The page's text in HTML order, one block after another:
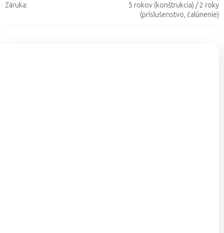
Záruka:
5 rokov (konštrukcia) / 2 roky
(príslušenstvo, čalúnenie)